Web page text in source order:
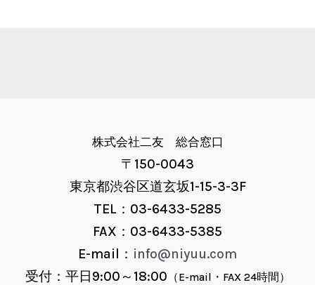
株式会社二友 総合窓口
〒150-0043
東京都渋谷区道玄坂1-15-3-3F
TEL：03-6433-5285
FAX：03-6433-5385
E-mail： info@niyuu.com
受付：平日9:00～18:00 （E-mail・FAX 24時間）